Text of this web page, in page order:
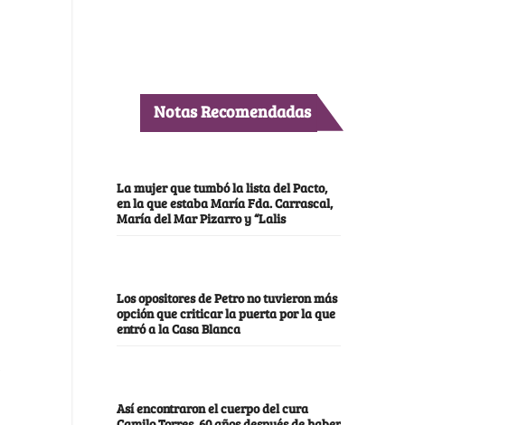
Notas Recomendadas
La mujer que tumbó la lista del Pacto,
en la que estaba María Fda. Carrascal,
María del Mar Pizarro y “Lalis
Los opositores de Petro no tuvieron más
opción que criticar la puerta por la que
entró a la Casa Blanca
Así encontraron el cuerpo del cura